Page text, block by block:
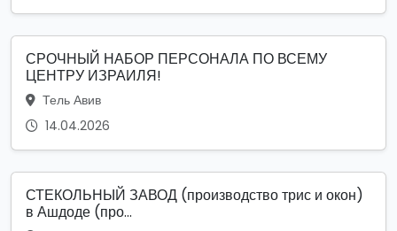
СРОЧНЫЙ НАБОР ПЕРСОНАЛА ПО ВСЕМУ
ЦЕНТРУ ИЗРАИЛЯ!
Тель Авив
14.04.2026
СТЕКОЛЬНЫЙ ЗАВОД (производство трис и окон)
в Ашдоде (про...